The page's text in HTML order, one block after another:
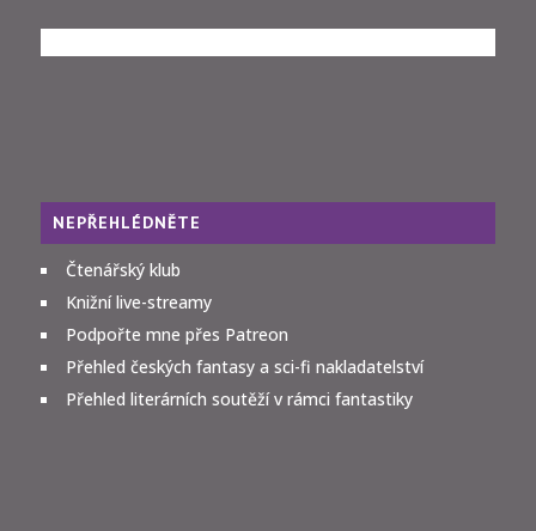
NEPŘEHLÉDNĚTE
Čtenářský klub
Knižní live-streamy
Podpořte mne přes Patreon
Přehled českých fantasy a sci-fi nakladatelství
Přehled literárních soutěží v rámci fantastiky